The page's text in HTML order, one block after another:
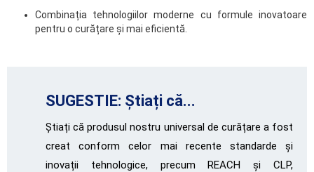
Combinația tehnologiilor moderne cu formule inovatoare
pentru o curățare și mai eficientă.
SUGESTIE: Știați că...
Știați că produsul nostru universal de curățare a fost
creat conform celor mai recente standarde și
inovații tehnologice, precum REACH și CLP,